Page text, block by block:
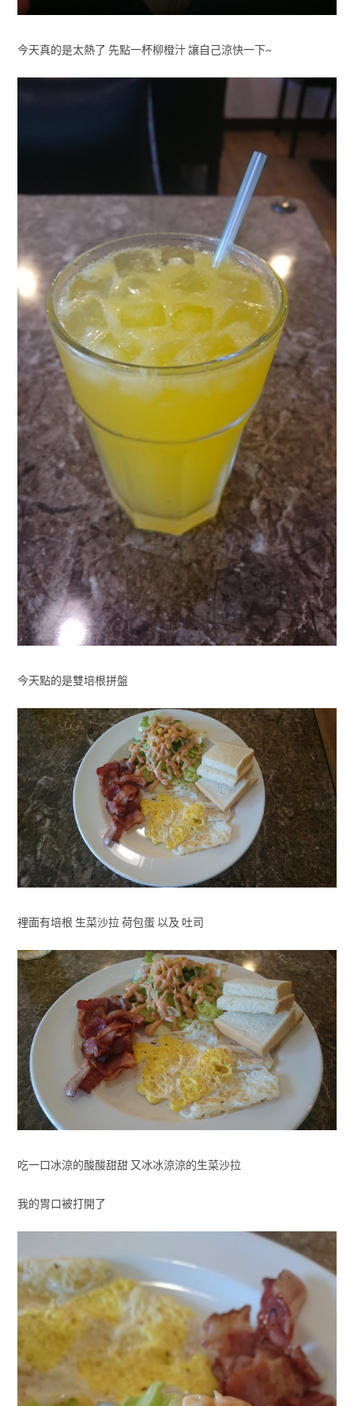
今天真的是太熱了 先點一杯柳橙汁 讓自己涼快一下~
今天點的是雙培根拼盤
裡面有培根 生菜沙拉 荷包蛋 以及 吐司
吃一口冰涼的酸酸甜甜 又冰冰涼涼的生菜沙拉
我的胃口被打開了